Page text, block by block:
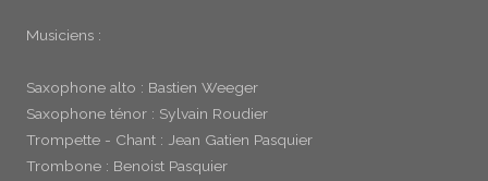
Musiciens :
Saxophone alto : Bastien Weeger
Saxophone ténor : Sylvain Roudier
Trompette - Chant : Jean Gatien Pasquier
Trombone : Benoist Pasquier